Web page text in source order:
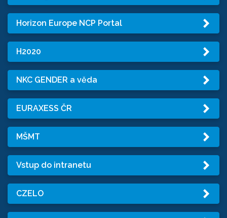
Horizon Europe NCP Portal
H2020
NKC GENDER a věda
EURAXESS ČR
MŠMT
Vstup do intranetu
CZELO